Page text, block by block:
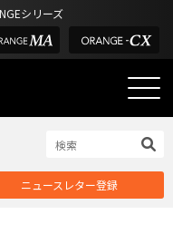
シリーズ
ニュースレター登録